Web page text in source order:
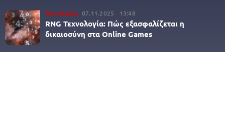
Τεχνολογία 07.11.2025 13:48
RNG Τεχνολογία: Πώς εξασφαλίζεται η
δικαιοσύνη στα Online Games